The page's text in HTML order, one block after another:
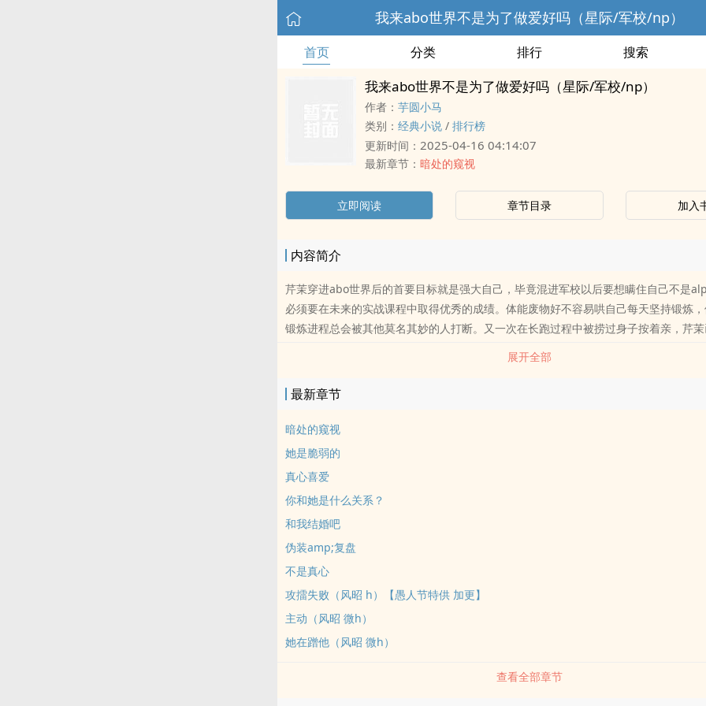
我来abo世界不是为了做爱好吗（星际/军校/np）
首页 分类 排行 搜索
我来abo世界不是为了做爱好吗（星际/军校/np）
作者： 芋圆小马
类别： 经典小说 / 排行榜
更新时间： 2025-04-16 04:14:07
最新章节： 暗处的窥视
立即阅读 章节目录 加入
内容简介
芹茉穿进abo世界后的首要目标就是强大自己，毕竟混进军校以后要想瞒住自己不是
必须要在未来的实战课程中取得优秀的成绩。体能废物好不容易哄自己每天坚持锻炼
锻炼进程总会被其他莫名其妙的人打断。又一次在长跑过程中被捞过身子按着亲，芹
了。我来abo世界不是为了做爱好吗？女主无腺体无信息素，多男主，男全处，有女性
殖器）情节（雷者勿入），写到哪个算哪个，强制爱，剧情占比较大，放飞xp之作无逻
无暴力性爱，无怀孕加更：每300收或每100珠【加更暂缓，目前已欠500收、200珠】
展开全部
最新章节
暗处的窥视
她是脆弱的
真心喜爱
你和她是什么关系？
和我结婚吧
伪装amp;复盘
不是真心
攻擂失败（风昭 h）【愚人节特供 加更】
主动（风昭 微h）
她在蹭他（风昭 微h）
查看全部章节